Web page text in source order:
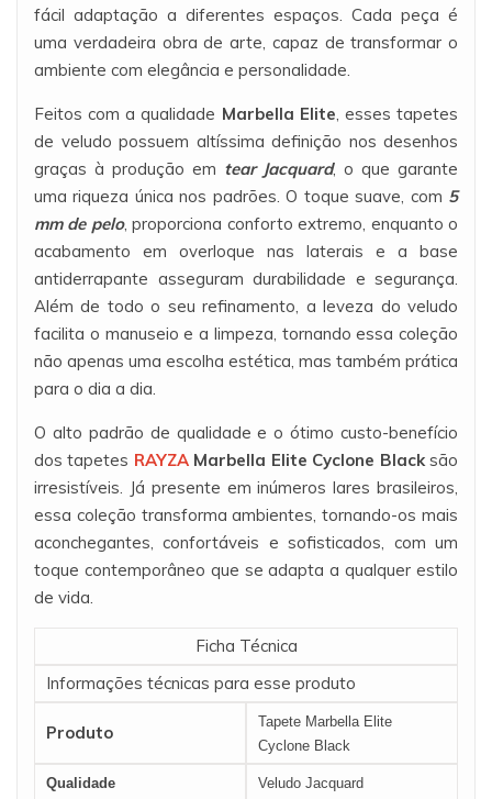
fácil adaptação a diferentes espaços. Cada peça é
uma verdadeira obra de arte, capaz de transformar o
ambiente com elegância e personalidade.
Feitos com a qualidade Marbella Elite, esses tapetes
de veludo possuem altíssima definição nos desenhos
graças à produção em tear Jacquard, o que garante
uma riqueza única nos padrões. O toque suave, com 5
mm de pelo, proporciona conforto extremo, enquanto o
acabamento em overloque nas laterais e a base
antiderrapante asseguram durabilidade e segurança.
Além de todo o seu refinamento, a leveza do veludo
facilita o manuseio e a limpeza, tornando essa coleção
não apenas uma escolha estética, mas também prática
para o dia a dia.
O alto padrão de qualidade e o ótimo custo-benefício
dos tapetes RAYZA Marbella Elite Cyclone Blacksão
irresistíveis. Já presente em inúmeros lares brasileiros,
essa coleção transforma ambientes, tornando-os mais
aconchegantes, confortáveis e sofisticados, com um
toque contemporâneo que se adapta a qualquer estilo
de vida.
Ficha Técnica
Informações técnicas para esse produto
Produto
Tapete Marbella Elite
Cyclone Black
Qualidade Veludo Jacquard